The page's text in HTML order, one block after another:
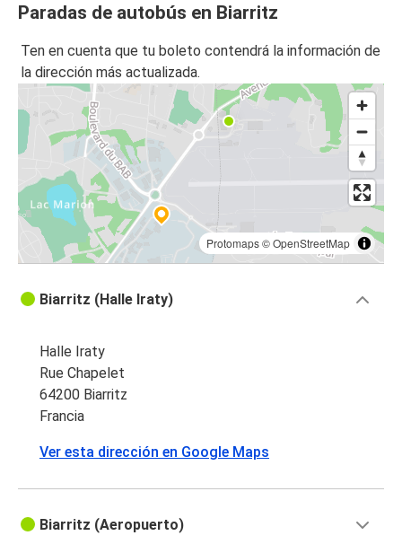
Paradas de autobús en Biarritz
Ten en cuenta que tu boleto contendrá la información de
la dirección más actualizada.
Protomaps©OpenStreetMap
Biarritz (Halle Iraty)
Halle Iraty
Rue Chapelet
64200 Biarritz
Francia
Ver esta dirección en Google Maps
Biarritz (Aeropuerto)